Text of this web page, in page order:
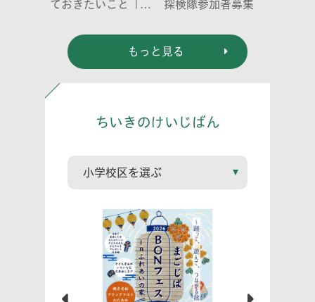
ておきたいこと「プ
どう伝える? (幼児
編)」
探検隊参加者募集
もっと見る
ちいきのけいじばん